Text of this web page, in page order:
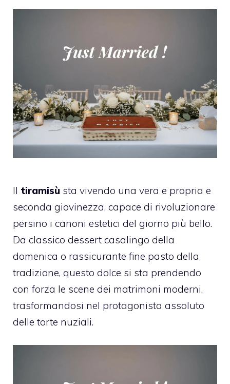
Il tiramisù sta vivendo una vera e propria e
seconda giovinezza, capace di rivoluzionare
persino i canoni estetici del giorno più bello.
Da classico dessert casalingo della
domenica o rassicurante fine pasto della
tradizione, questo dolce si sta prendendo
con forza le scene dei matrimoni moderni,
trasformandosi nel protagonista assoluto
delle torte nuziali.